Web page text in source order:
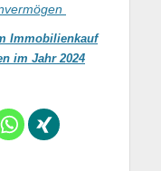
Immobilienkauf
im Jahr 2024